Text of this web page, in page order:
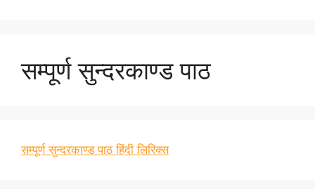
सम्पूर्ण सुन्दरकाण्ड पाठ
सम्पूर्ण सुन्दरकाण्ड पाठ हिंदी लिरिक्स